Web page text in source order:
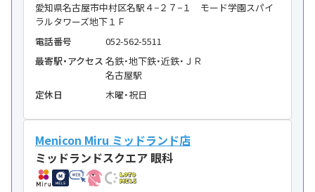
愛知県名古屋市中村区名駅４−２７−１ モード学園スパイ
ラルタワーズ地下１Ｆ
電話番号
052-562-5511
最寄駅・アクセス 名鉄・地下鉄・近鉄・ＪＲ
名古屋駅
定休日
木曜・祝日
Menicon Miru ミッドランド店
ミッドランドスクエア 眼科